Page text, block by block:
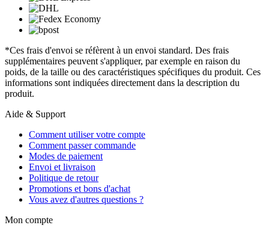
*Ces frais d'envoi se réfèrent à un envoi standard. Des frais
supplémentaires peuvent s'appliquer, par exemple en raison du
poids, de la taille ou des caractéristiques spécifiques du produit. Ces
informations sont indiquées directement dans la description du
produit.
Aide & Support
Comment utiliser votre compte
Comment passer commande
Modes de paiement
Envoi et livraison
Politique de retour
Promotions et bons d'achat
Vous avez d'autres questions ?
Mon compte